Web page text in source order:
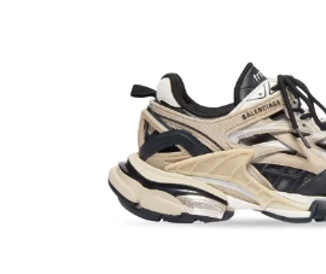
INFORMACE
REDAKCE